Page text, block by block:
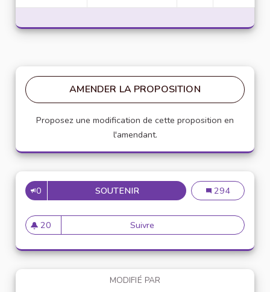
AMENDER LA PROPOSITION
Proposez une modification de cette proposition en
l'amendant.
0 SOUTENIRMISE EN PLACE DEMise en place
294
20
20 abonnés
Suivre Mise en place de référents
MODIFIÉ PAR